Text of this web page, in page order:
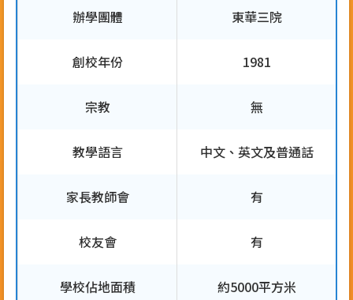
辦學團體 東華三院
創校年份 1981
宗教 無
教學語言 中文、英文及普通話
家長教師會 有
校友會 有
學校佔地面積 約5000平方米